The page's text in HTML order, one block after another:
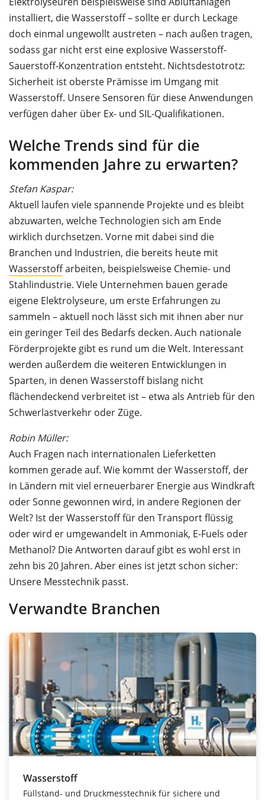
installiert, die Wasserstoff – sollte er durch Leckage
doch einmal ungewollt austreten – nach außen tragen,
sodass gar nicht erst eine explosive Wasserstoff-
Sauerstoff-Konzentration entsteht. Nichtsdestotrotz:
Sicherheit ist oberste Prämisse im Umgang mit
Wasserstoff. Unsere Sensoren für diese Anwendungen
verfügen daher über Ex- und SIL-Qualifikationen.
Welche Trends sind für die
kommenden Jahre zu erwarten?
Stefan Kaspar:
Aktuell laufen viele spannende Projekte und es bleibt
abzuwarten, welche Technologien sich am Ende
wirklich durchsetzen. Vorne mit dabei sind die
Branchen und Industrien, die bereits heute mit
Wasserstoffarbeiten, beispielsweise Chemie- und
Stahlindustrie. Viele Unternehmen bauen gerade
eigene Elektrolyseure, um erste Erfahrungen zu
sammeln – aktuell noch lässt sich mit ihnen aber nur
ein geringer Teil des Bedarfs decken. Auch nationale
Förderprojekte gibt es rund um die Welt. Interessant
werden außerdem die weiteren Entwicklungen in
Sparten, in denen Wasserstoff bislang nicht
flächendeckend verbreitet ist – etwa als Antrieb für den
Schwerlastverkehr oder Züge.
Robin Müller:
Auch Fragen nach internationalen Lieferketten
kommen gerade auf. Wie kommt der Wasserstoff, der
in Ländern mit viel erneuerbarer Energie aus Windkraft
oder Sonne gewonnen wird, in andere Regionen der
Welt? Ist der Wasserstoff für den Transport flüssig
oder wird er umgewandelt in Ammoniak, E-Fuels oder
Methanol? Die Antworten darauf gibt es wohl erst in
zehn bis 20 Jahren. Aber eines ist jetzt schon sicher:
Unsere Messtechnik passt.
Verwandte Branchen
Wasserstoff
Füllstand- und Druckmesstechnik für sichere und